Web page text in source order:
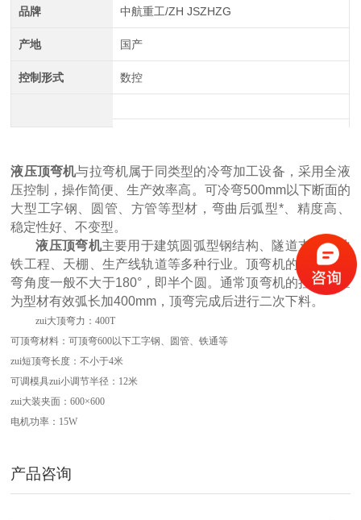
中航重工 大型拉弯机
江苏中航重工厂家定制四轴数控型材弯曲机
品牌 中航重工/ZH JSZHZG
产地 国产
控制形式 数控
液压顶弯机与拉弯机属于同类型的冷弯加工设备，采用全液
压控制，操作简便、生产效率高。可冷弯500mm以下断面的
大型工字钢、圆管、方管等型材，弯曲后弧型*、精度高、
稳定性好、不变型。
液压顶弯机主要用于建筑圆弧型钢结构、隧道支承、地
铁工程、天棚、生产线轨道等多种行业。顶弯机的铝型材拉
弯角度一般不大于180°，即半个圆。通常顶弯机的拉弯余量
为型材有效弧长加400mm，顶弯完成后进行二次下料。
zui大顶弯力：400T
可顶弯材料：可顶弯600以下工字钢、圆管、铁通等
zui短顶弯长度：不小于4米
可调模具zui小调节半径：12米
zui大装夹面：600×600
电机功率：15W
产品咨询